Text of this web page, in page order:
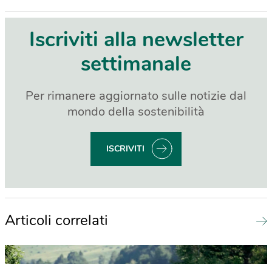
Iscriviti alla newsletter
settimanale
Per rimanere aggiornato sulle notizie dal
mondo della sostenibilità
ISCRIVITI
Articoli correlati